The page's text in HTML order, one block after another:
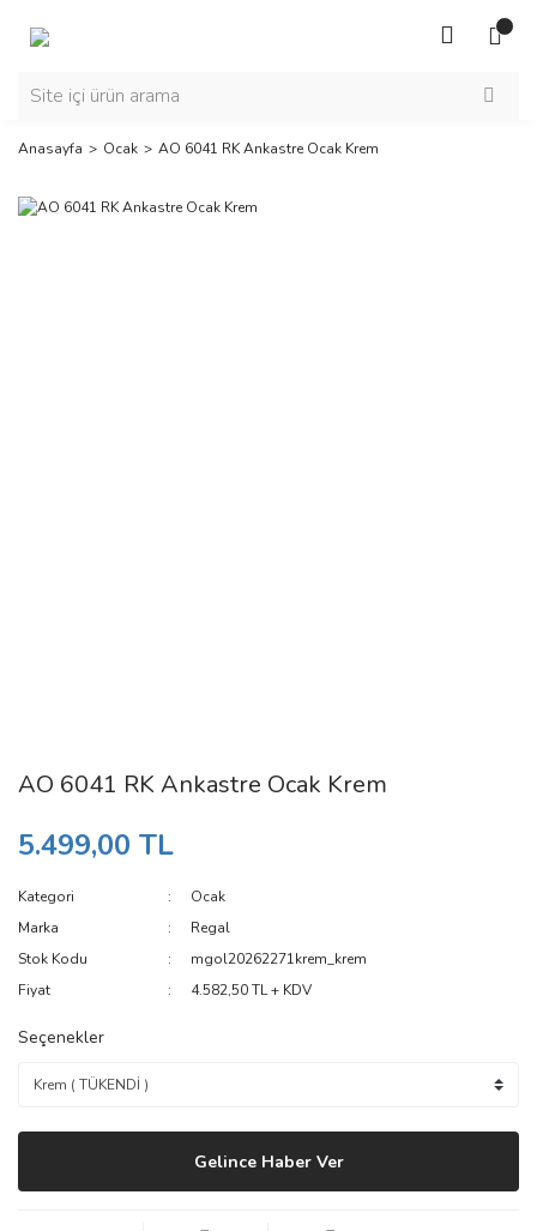
Anasayfa Ocak AO 6041 RK Ankastre Ocak Krem
AO 6041 RK Ankastre Ocak Krem
5.499,00 TL
Kategori
Ocak
Marka
Regal
Stok Kodu
mgol20262271krem_krem
Fiyat
4.582,50 TL + KDV
Seçenekler
Gelince Haber Ver